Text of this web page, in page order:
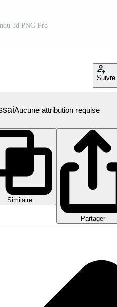
3d PNG Pro
Suivre
Aucune attribution requise
Similaire
Partager